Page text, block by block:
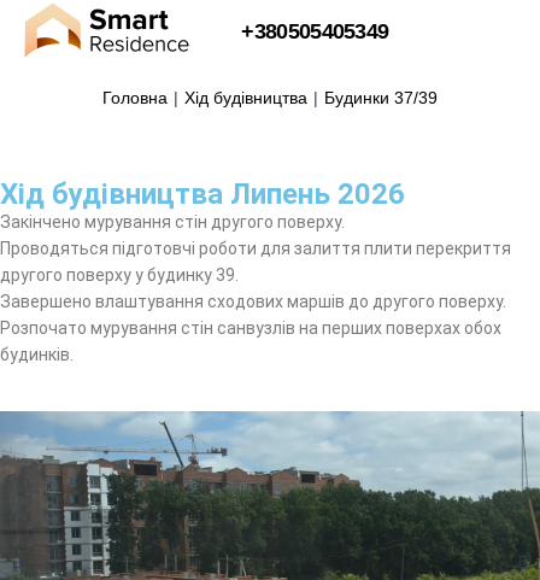
+380505405349
Головна | Хід будівництва | Будинки 37/39
Хід будівництва Липень 2026
Закінчено мурування стін другого поверху.
Проводяться підготовчі роботи для залиття плити перекриття
другого поверху у будинку 39.
Завершено влаштування сходових маршів до другого поверху.
Розпочато мурування стін санвузлів на перших поверхах обох
будинків.